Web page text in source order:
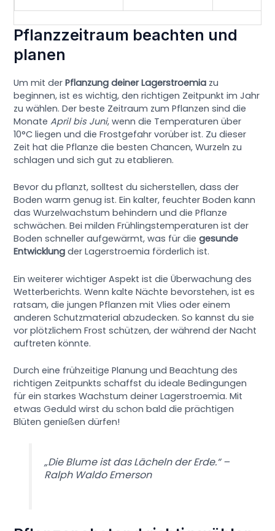
Pflanzzeitraum beachten und
planen
Um mit derPflanzung deiner Lagerstroemia zu
beginnen, ist es wichtig, den richtigen Zeitpunkt im Jahr
zu wählen. Der beste Zeitraum zum Pflanzen sind die
MonateApril bis Juni, wenn die Temperaturen über
10°C liegen und die Frostgefahr vorüber ist. Zu dieser
Zeit hat die Pflanze die besten Chancen, Wurzeln zu
schlagen und sich gut zu etablieren.
Bevor du pflanzt, solltest du sicherstellen, dass der
Boden warm genug ist. Ein kalter, feuchter Boden kann
das Wurzelwachstum behindern und die Pflanze
schwächen. Bei milden Frühlingstemperaturen ist der
Boden schneller aufgewärmt, was für diegesunde
Entwicklung der Lagerstroemia förderlich ist.
Ein weiterer wichtiger Aspekt ist die Überwachung des
Wetterberichts. Wenn kalte Nächte bevorstehen, ist es
ratsam, die jungen Pflanzen mit Vlies oder einem
anderen Schutzmaterial abzudecken. So kannst du sie
vor plötzlichem Frost schützen, der während der Nacht
auftreten könnte.
Durch eine frühzeitige Planung und Beachtung des
richtigen Zeitpunkts schaffst du ideale Bedingungen
für ein starkes Wachstum deiner Lagerstroemia. Mit
etwas Geduld wirst du schon bald die prächtigen
Blüten genießen dürfen!
„Die Blume ist das Lächeln der Erde.“ –
Ralph Waldo Emerson